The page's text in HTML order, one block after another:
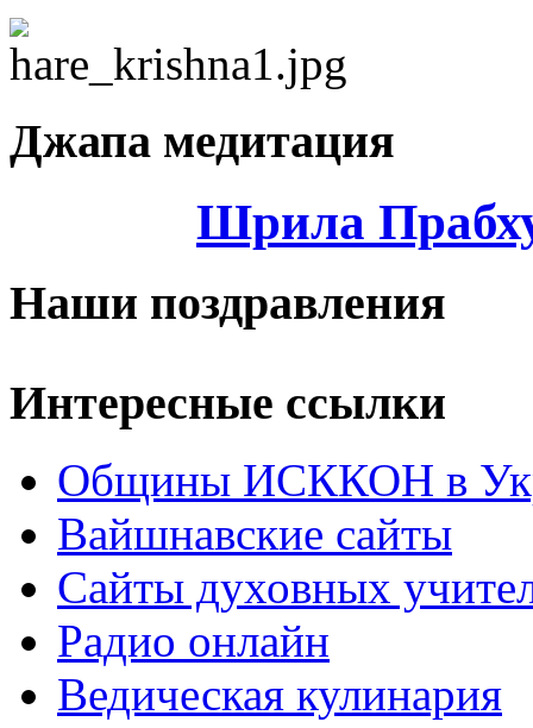
Джапа медитация
Шрила
Наши поздравления
Интересные ссылки
Общины ИСККОН в
Вайшнавские сайты
Сайты духовных
Радио онлайн
Ведическая кулинария